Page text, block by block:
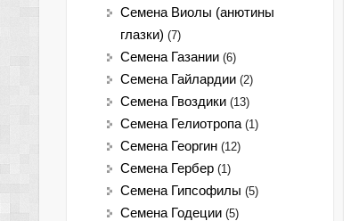
Семена Виолы (анютины
глазки) (7)
Семена Газании (6)
Семена Гайлардии (2)
Семена Гвоздики (13)
Семена Гелиотропа (1)
Семена Георгин (12)
Семена Гербер (1)
Семена Гипсофилы (5)
Семена Годеции (5)